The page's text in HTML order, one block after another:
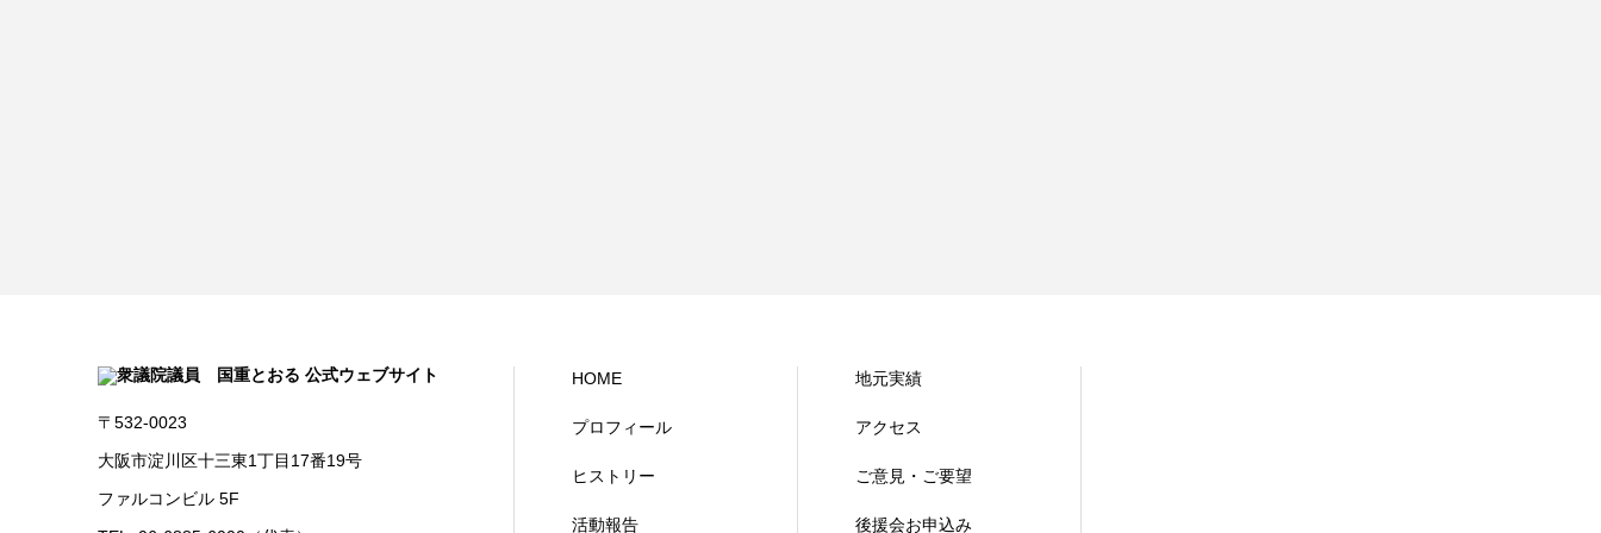
〒532-0023
大阪市淀川区十三東1丁目17番19号
ファルコンビル 5F
HOME
プロフィール
ヒストリー
活動報告
地元実績
アクセス
ご意見・ご要望
後援会お申込み